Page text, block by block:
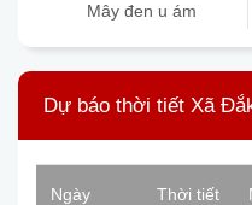
mây đen u ám
Dự báo thời tiết Xã
Ngày Thời tiết